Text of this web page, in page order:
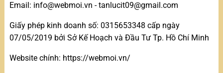
Email: info@webmoi.vn - tanlucit09@gmail.com
Giấy phép kinh doanh số: 0315653348 cấp ngày
07/05/2019 bởi Sở Kế Hoạch và Đầu Tư Tp. Hồ Chí Minh
Website chính: https://webmoi.vn/